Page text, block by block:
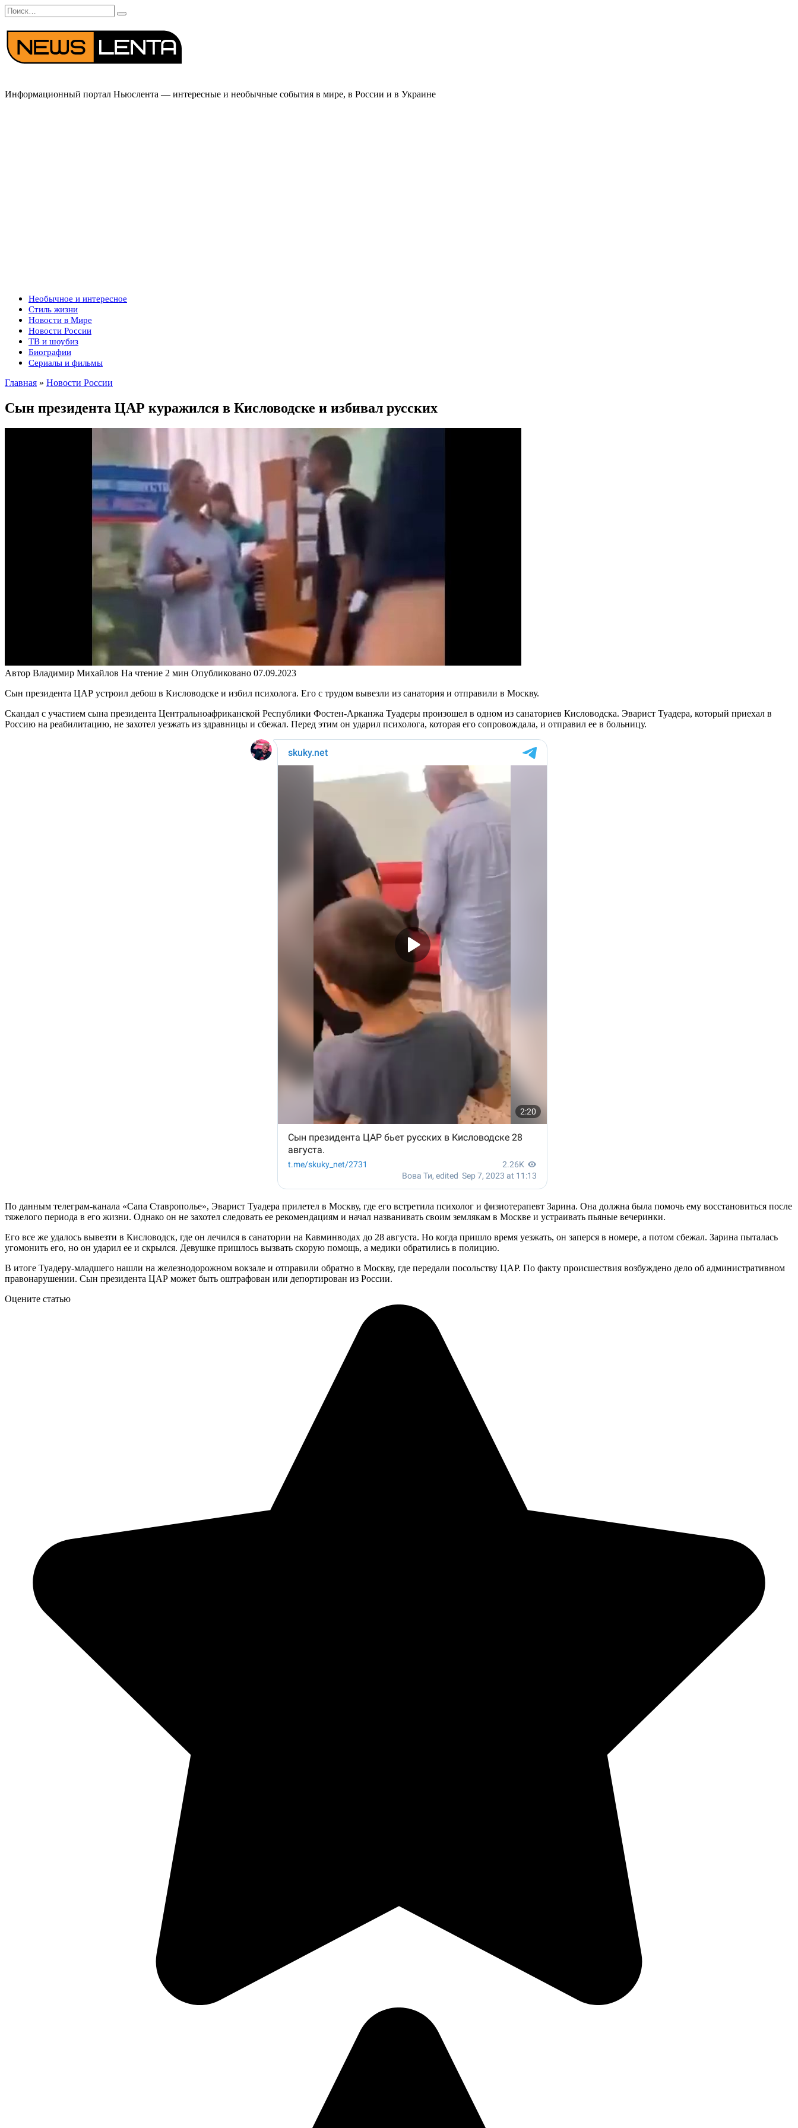
Перейти
к
содержанию
Search
for:
Информационный портал Ньюслента — интересные и необычные события в мире, в России и в Украине
Необычное и интересное
Стиль жизни
Новости в Мире
Новости России
ТВ и шоубиз
Биографии
Сериалы и фильмы
Главная » Новости России
Сын президента ЦАР куражился в Кисловодске и избивал русских
Автор Владимир Михайлов На чтение 2 мин Опубликовано 07.09.2023
Сын президента ЦАР устроил дебош в Кисловодске и избил психолога. Его с трудом вывезли из санатория и отправили в Москву.
Скандал с участием сына президента Центральноафриканской Республики Фостен-Арканжа Туадеры произошел в одном из санаториев Кисловодска. Эварист Туадера, который приехал в
Россию на реабилитацию, не захотел уезжать из здравницы и сбежал. Перед этим он ударил психолога, которая его сопровождала, и отправил ее в больницу.
По данным телеграм-канала «Сапа Ставрополье», Эварист Туадера прилетел в Москву, где его встретила психолог и физиотерапевт Зарина. Она должна была помочь ему восстановиться после
тяжелого периода в его жизни. Однако он не захотел следовать ее рекомендациям и начал названивать своим землякам в Москве и устраивать пьяные вечеринки.
Его все же удалось вывезти в Кисловодск, где он лечился в санатории на Кавминводах до 28 августа. Но когда пришло время уезжать, он заперся в номере, а потом сбежал. Зарина пыталась
угомонить его, но он ударил ее и скрылся. Девушке пришлось вызвать скорую помощь, а медики обратились в полицию.
В итоге Туадеру-младшего нашли на железнодорожном вокзале и отправили обратно в Москву, где передали посольству ЦАР. По факту происшествия возбуждено дело об административном
правонарушении. Сын президента ЦАР может быть оштрафован или депортирован из России.
Оцените статью